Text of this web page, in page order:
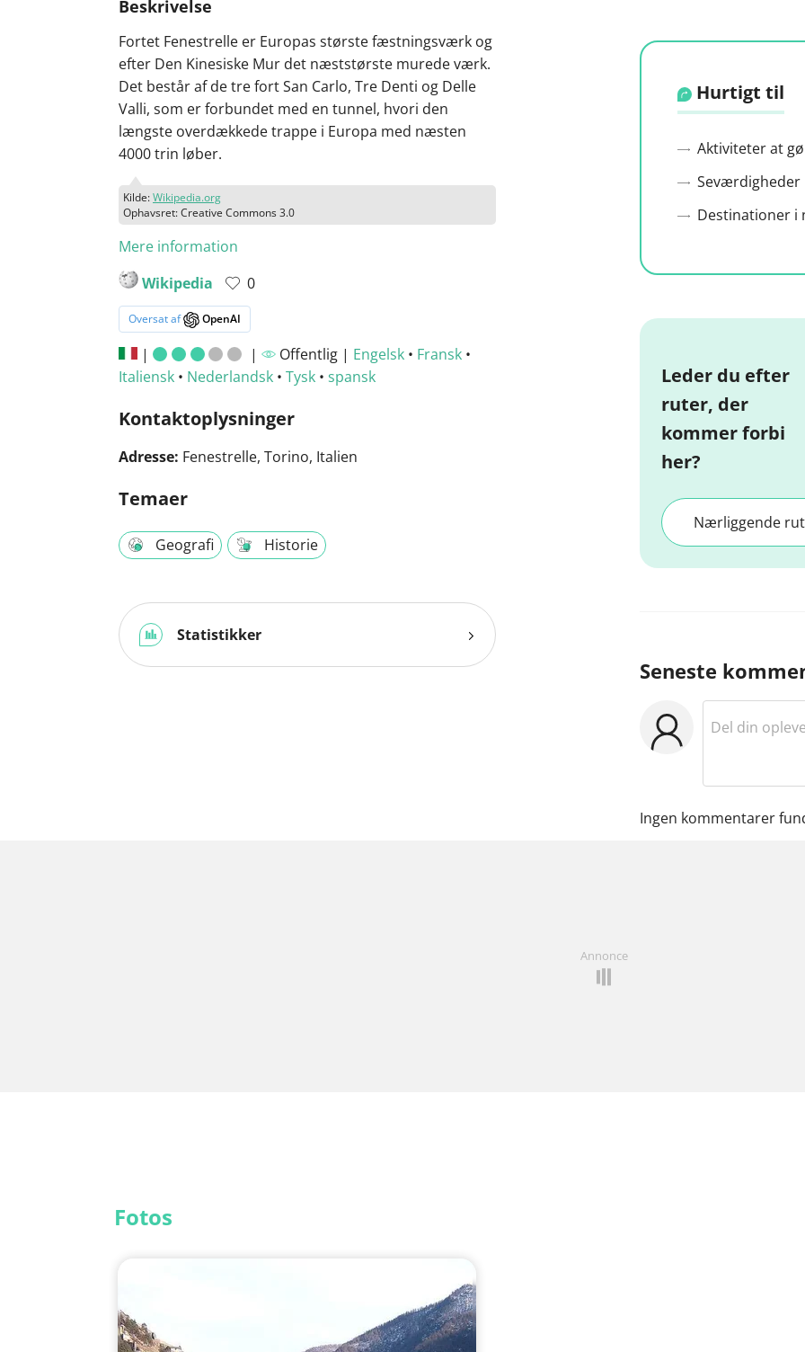
Beskrivelse
Fortet Fenestrelle er Europas største fæstningsværk og
efter Den Kinesiske Mur det næststørste murede værk.
Det består af de tre fort San Carlo, Tre Denti og Delle
Valli, som er forbundet med en tunnel, hvori den
længste overdækkede trappe i Europa med næsten
4000 trin løber.
Kilde:Wikipedia.org
Ophavsret: Creative Commons 3.0
Mere information
Wikipedia
0
Oversat af OpenAI
| | Offentlig | Engelsk• Fransk•
Italiensk • Nederlandsk • Tysk • spansk
Kontaktoplysninger
Adresse: Fenestrelle, Torino, Italien
Temaer
Geografi Historie
Statistikker
Hurtigt til
Aktiviteter at
Destinationer
Leder du efter
ruter, der
kommer forbi
her?
Nærliggende
Seneste
Ingen kommentarer
Annonce
Fotos